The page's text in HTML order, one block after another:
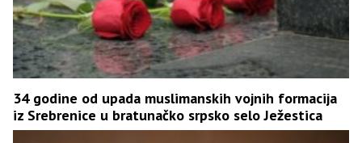
34 godine od upada muslimanskih vojnih formacija
iz Srebrenice u bratunačko srpsko selo Ježestica